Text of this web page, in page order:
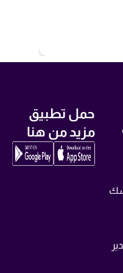
حمل تطبيق
مزيد من هنا